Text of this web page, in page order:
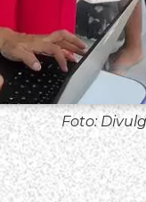
Foto: